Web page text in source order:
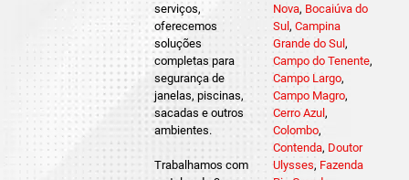
serviços,
oferecemos
soluções
completas para
segurança de
janelas, piscinas,
sacadas e outros
ambientes.
Trabalhamos com
Nova, Bocaiúva do
Sul , Campina
Grande do Sul ,
Campo do Tenente,
Campo Largo,
Campo Magro,
Cerro Azul ,
Colombo,
Contenda, Doutor
Ulysses, Fazenda